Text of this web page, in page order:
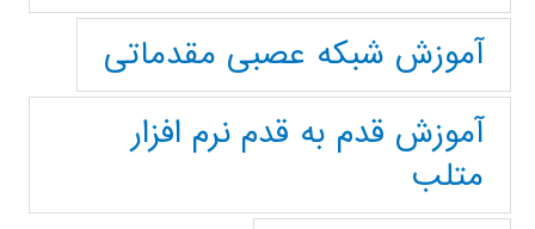
آموزش شبکه عصبی مقدماتی
آموزش قدم به قدم نرم افزار
متلب